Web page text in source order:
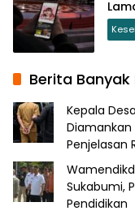
Berita
Kepala
Diamankan
Penjelasan
Sukabumi,
Pendidikan